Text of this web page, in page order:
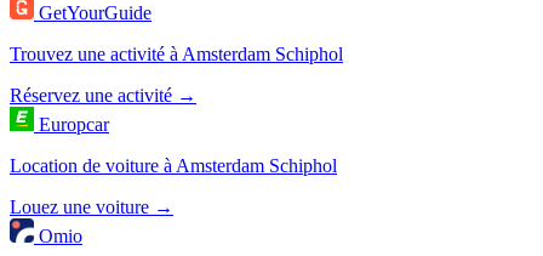
GetYourGuide
Trouvez une activité à Amsterdam Schiphol
Réservez une activité →
Europcar
Location de voiture à Amsterdam Schiphol
Louez une voiture →
Omio